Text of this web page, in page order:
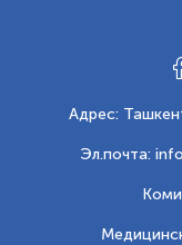
Адрес:
Эл.почта: